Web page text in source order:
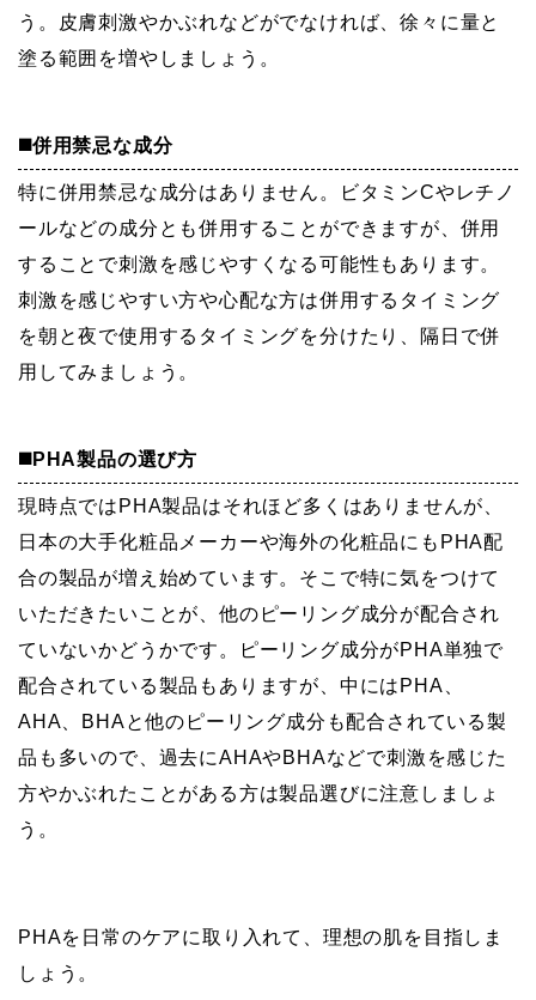
う。皮膚刺激やかぶれなどがでなければ、徐々に量と
塗る範囲を増やしましょう。
◼️併用禁忌な成分
特に併用禁忌な成分はありません。ビタミンCやレチノ
ールなどの成分とも併用することができますが、併用
することで刺激を感じやすくなる可能性もあります。
刺激を感じやすい方や心配な方は併用するタイミング
を朝と夜で使用するタイミングを分けたり、隔日で併
用してみましょう。
◼️PHA製品の選び方
現時点ではPHA製品はそれほど多くはありませんが、
日本の大手化粧品メーカーや海外の化粧品にもPHA配
合の製品が増え始めています。そこで特に気をつけて
いただきたいことが、他のピーリング成分が配合され
ていないかどうかです。ピーリング成分がPHA単独で
配合されている製品もありますが、中にはPHA、
AHA、BHAと他のピーリング成分も配合されている製
品も多いので、過去にAHAやBHAなどで刺激を感じた
方やかぶれたことがある方は製品選びに注意しましょ
う。
PHAを日常のケアに取り入れて、理想の肌を目指しま
しょう。